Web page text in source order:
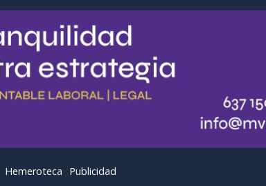
Hemeroteca Publicidad